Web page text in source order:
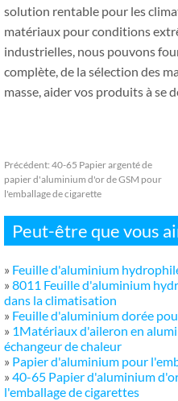
solution rentable pour les
matériaux pour conditions
industrielles, nous pouvons
complète, de la sélection des
masse, aider vos produits à se
Précédent: 40-65 Papier argenté de
papier d'aluminium d'or de GSM pour
l'emballage de cigarette
Peut-être que vous
» Feuille d'aluminium
» 8011 Feuille d'aluminium
dans la climatisation
» Feuille d'aluminium dorée
» 1Matériaux d'aileron en
échangeur de chaleur
» Papier d'aluminium pour
» 40-65 Papier d'aluminium
l'emballage de cigarettes